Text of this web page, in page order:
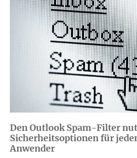
Den Outlook Spam-Filter
Sicherheitsoptionen für
Anwender